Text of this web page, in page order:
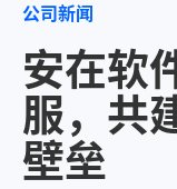
公司新闻
安在软
服，共
壁垒